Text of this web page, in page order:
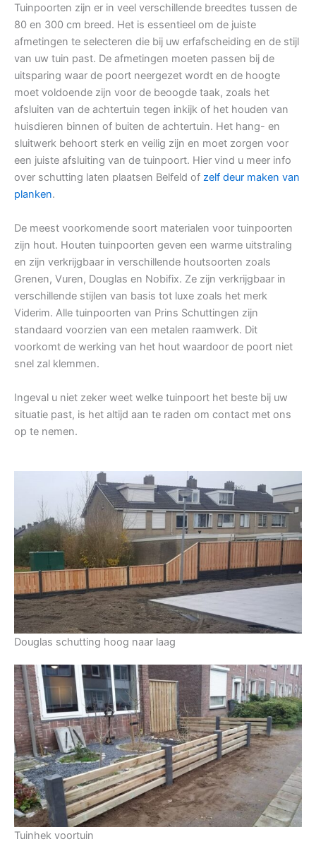
Tuinpoorten zijn er in veel verschillende breedtes tussen de
80 en 300 cm breed. Het is essentieel om de juiste
afmetingen te selecteren die bij uw erfafscheiding en de stijl
van uw tuin past. De afmetingen moeten passen bij de
uitsparing waar de poort neergezet wordt en de hoogte
moet voldoende zijn voor de beoogde taak, zoals het
afsluiten van de achtertuin tegen inkijk of het houden van
huisdieren binnen of buiten de achtertuin. Het hang- en
sluitwerk behoort sterk en veilig zijn en moet zorgen voor
een juiste afsluiting van de tuinpoort. Hier vind u meer info
over schutting laten plaatsen Belfeld of zelf deur maken van
planken.
De meest voorkomende soort materialen voor tuinpoorten
zijn hout. Houten tuinpoorten geven een warme uitstraling
en zijn verkrijgbaar in verschillende houtsoorten zoals
Grenen, Vuren, Douglas en Nobifix. Ze zijn verkrijgbaar in
verschillende stijlen van basis tot luxe zoals het merk
Viderim. Alle tuinpoorten van Prins Schuttingen zijn
standaard voorzien van een metalen raamwerk. Dit
voorkomt de werking van het hout waardoor de poort niet
snel zal klemmen.
Ingeval u niet zeker weet welke tuinpoort het beste bij uw
situatie past, is het altijd aan te raden om contact met ons
op te nemen.
Douglas schutting hoog naar laag
Tuinhek voortuin